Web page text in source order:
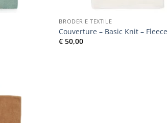
BRODERIE TEXTILE
Couverture – Basic Knit – Fleece
€ 50,00
souhaits